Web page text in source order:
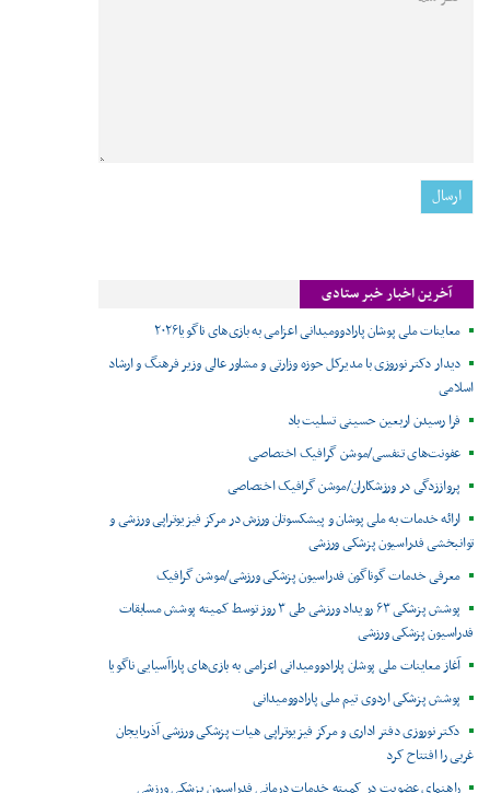
آخرین اخبار خبر ستادی
معاینات ملی پوشان پارادوومیدانی اعزامی به بازی‌های ناگویا۲۰۲۶
دیدار دکتر نوروزی با مدیرکل حوزه وزارتی و مشاور عالی وزیر فرهنگ و ارشاد
اسلامی
فرا رسیدن اربعین حسینی تسلیت باد
عفونت‌های تنفسی/موشن گرافیک اختصاصی
پرواززدگی در ورزشکاران/موشن گرافیک اختصاصی
ارائه خدمات به ملی پوشان و پیشکسوتان ورزش در مرکز فیزیوتراپی ورزشی و
توانبخشی فدراسیون پزشکی ورزشی
معرفی خدمات گوناگون فدراسیون پزشکی ورزشی/موشن گرافیک
پوشش پزشکی ۶۳ رویداد ورزشی طی ۳ روز توسط کمیته پوشش مسابقات
فدراسیون پزشکی ورزشی
آغاز معاینات ملی پوشان پارادوومیدانی اعزامی به بازی‌های پاراآسیایی ناگویا
پوشش پزشکی اردوی تیم ملی پارادوومیدانی
دکتر نوروزی دفتر اداری و مرکز فیزیوتراپی هیات پزشکی ورزشی آذربایجان
غربی را افتتاح کرد